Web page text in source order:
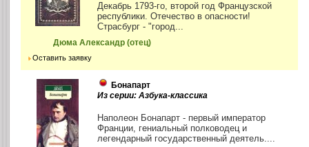
Декабрь 1793-го, второй год Французской
республики. Отечество в опасности!
Страсбург - "город...
Дюма Александр (отец)
Оставить заявку
Бонапарт
Из серии: Азбука-классика
Наполеон Бонапарт - первый император
Франции, гениальный полководец и
легендарный государственный деятель....